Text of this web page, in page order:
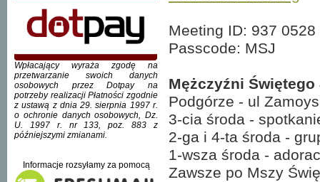
Wpłacający wyraża zgodę na
przetwarzanie swoich danych
osobowych przez Dotpay na
potrzeby realizacji Płatności zgodnie
z ustawą z dnia 29. sierpnia 1997 r.
o ochronie danych osobowych, Dz.
U. 1997 r. nr 133, poz. 883 z
późniejszymi zmianami.
Informacje rozsyłamy za pomocą
Meeting ID: 937 0528
Passcode: MSJ
Mężczyźni
Podgórze - ul
3-cia środa -
2-ga i 4-ta środa -
1-wsza środa -
Zawsze po Mszy